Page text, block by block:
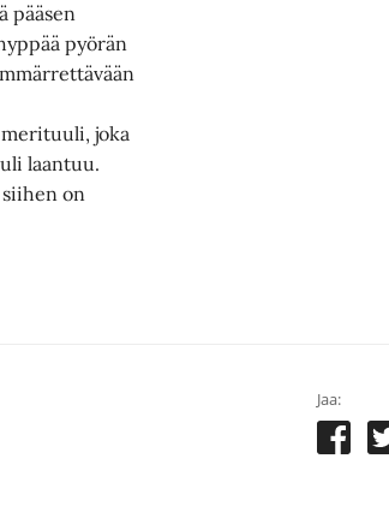
pääsen
pyörän
joka
laantuu.
siihen on
Jaa: